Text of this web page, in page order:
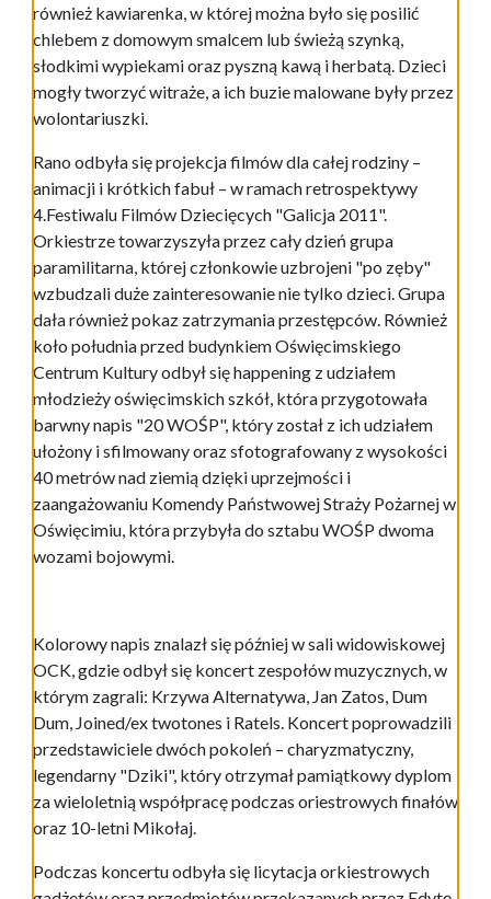
również kawiarenka, w której można było się posilić
chlebem z domowym smalcem lub świeżą szynką,
słodkimi wypiekami oraz pyszną kawą i herbatą. Dzieci
mogły tworzyć witraże, a ich buzie malowane były przez
wolontariuszki.
Rano odbyła się projekcja filmów dla całej rodziny –
animacji i krótkich fabuł – w ramach retrospektywy
4.Festiwalu Filmów Dziecięcych "Galicja 2011".
Orkiestrze towarzyszyła przez cały dzień grupa
paramilitarna, której członkowie uzbrojeni "po zęby"
wzbudzali duże zainteresowanie nie tylko dzieci. Grupa
dała również pokaz zatrzymania przestępców. Również
koło południa przed budynkiem Oświęcimskiego
Centrum Kultury odbył się happening z udziałem
młodzieży oświęcimskich szkół, która przygotowała
barwny napis "20 WOŚP", który został z ich udziałem
ułożony i sfilmowany oraz sfotografowany z wysokości
40 metrów nad ziemią dzięki uprzejmości i
zaangażowaniu Komendy Państwowej Straży Pożarnej w
Oświęcimiu, która przybyła do sztabu WOŚP dwoma
wozami bojowymi.
Kolorowy napis znalazł się później w sali widowiskowej
OCK, gdzie odbył się koncert zespołów muzycznych, w
którym zagrali: Krzywa Alternatywa, Jan Zatos, Dum
Dum, Joined/ex twotones i Ratels. Koncert poprowadzili
przedstawiciele dwóch pokoleń – charyzmatyczny,
legendarny "Dziki", który otrzymał pamiątkowy dyplom
za wieloletnią współpracę podczas oriestrowych finałów
oraz 10-letni Mikołaj.
Podczas koncertu odbyła się licytacja orkiestrowych